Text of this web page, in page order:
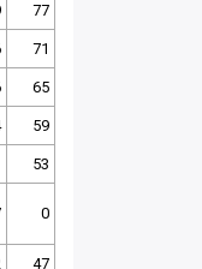
77
71
65
59
53
0
47